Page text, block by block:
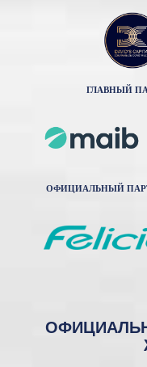
ГЛАВНЫЙ
ОФИЦИАЛЬНЫЙ